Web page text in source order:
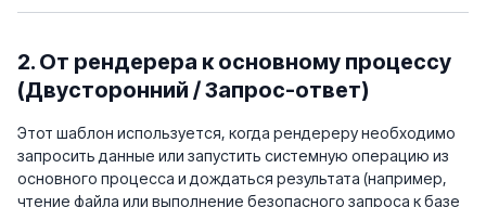
2. От рендерера к основному процессу
(Двусторонний / Запрос-ответ)
Этот шаблон используется, когда рендереру необходимо
запросить данные или запустить системную операцию из
основного процесса и дождаться результата (например,
чтение файла или выполнение безопасного запроса к базе